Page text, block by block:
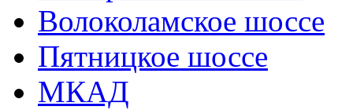
Волоколамское шоссе
Пятницкое шоссе
МКАД